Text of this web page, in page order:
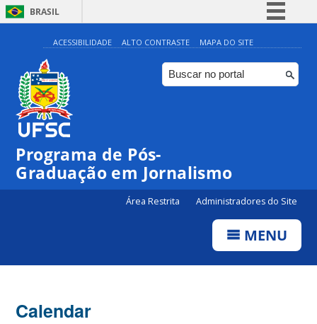
BRASIL
Simplifique!
Comunica BR
Participe
ACESSIBILIDADE ALTO CONTRASTE MAPA DO SITE
Programa de Pós-
Graduação em Jornalismo
Área Restrita Administradores do Site
MENU
Calendar
00:00